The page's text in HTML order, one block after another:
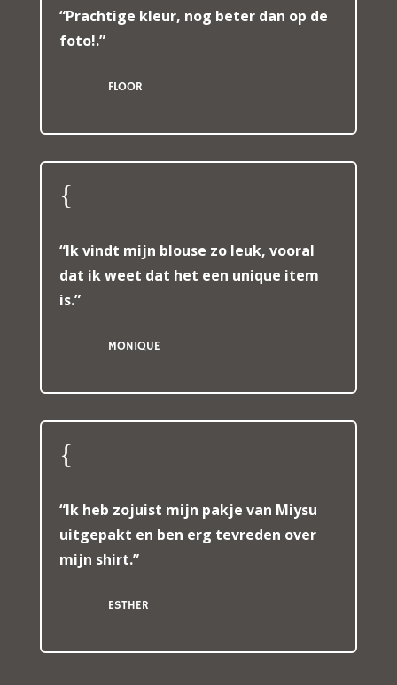
“Prachtige kleur, nog beter dan op de
foto!.”
FLOOR
{
“Ik vindt mijn blouse zo leuk, vooral
dat ik weet dat het een unique item
is.”
MONIQUE
{
“Ik heb zojuist mijn pakje van Miysu
uitgepakt en ben erg tevreden over
mijn shirt.”
ESTHER